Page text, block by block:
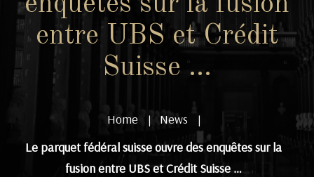
entre UBS et Crédit
Suisse …
Home | News |
Le parquet fédéral suisse ouvre des enquêtes sur la
fusion entre UBS et Crédit Suisse …